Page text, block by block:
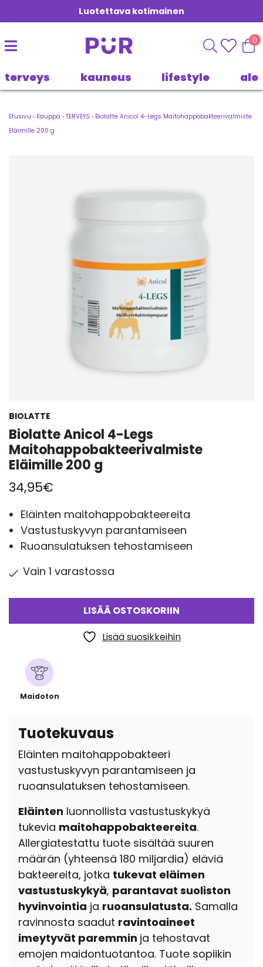
Luotettava kotimainen
0
terveys kauneus lifestyle ale
Etusivu › Kauppa › TERVEYS › Biolatte Anicol 4-Legs Maitohappobakteerivalmiste
Eläimille 200 g
BIOLATTE
Biolatte Anicol 4-Legs
Maitohappobakteerivalmiste
Eläimille 200 g
34,95€
Eläinten maitohappobakteereita
Vastustuskyvyn parantamiseen
Ruoansulatuksen tehostamiseen
Vain 1 varastossa
LISÄÄ OSTOSKORIIN
Lisää suosikkeihin
Maidoton
Tuotekuvaus
Eläinten maitohappobakteeri
vastustuskyvyn parantamiseen ja
ruoansulatuksen tehostamiseen.
Eläinten luonnollista vastustuskykyä
tukevia maitohappobakteereita.
Allergiatestattu tuote sisältää suuren
määrän (yhteensä 180 miljardia) eläviä
bakteereita, jotka tukevat eläimen
vastustuskykyä, parantavat suoliston
hyvinvointia ja ruoansulatusta. Samalla
ravinnosta saadut ravintoaineet
imeytyvät paremmin ja tehostavat
emojen maidontuotantoa. Tuote sopiikin